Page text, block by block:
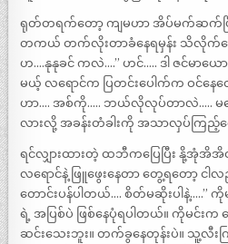
ရုတ်တရက်တော့ ကျမဟာ အိပ်မက်ဆက်ပြီ
တကယ် တက်လိုးတာခံနေရမှန်း သိလိုက်တော့
ဟ….နုနုခင် ကလဲ….” ဟင်….. ဒါ ဇင်မာယ
မယ့် လရောင်က ပြတင်းပေါက်က ဝင်နေ
ဟာ…. အစ်ကို….. ဘယ်လိုလုပ်တာလဲ….. မကောင်
လားလို့ အခန်းတံခါးကို အသာလှပ်ကြည့်
ရင်လျှားထားတဲ့ ထဘီကပြေပြီး နို့အုံအိအိ
လရောင်နဲ့ ဖြူဖွေးနေတာ တွေ့ရတော့ င
တောင်းပန်ပါတယ်…. စိတ်မဆိုးပါနဲ့…..”
ရဲ့ အပြစ်ပဲ ဖြစ်နေပုံရပါတယ်။ ကိုမင်းက
ဆင်းသေးဘူး။ တက်ခွနေတုန်းပဲ။ သူ့လီ